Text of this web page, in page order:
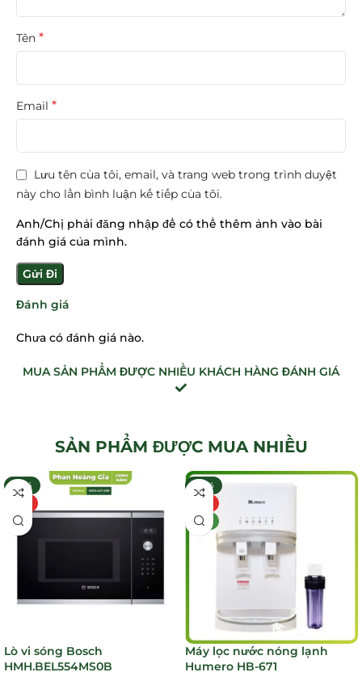
Đánh giá
Chưa có đánh giá nào.
Tên *
Email *
Lưu tên của tôi, email, và trang web trong trình duyệt
này cho lần bình luận kế tiếp của tôi.
Anh/Chị phải đăng nhập để có thể thêm ảnh vào bài
đánh giá của mình.
MUA SẢN PHẨM ĐƯỢC NHIỀU KHÁCH HÀNG ĐÁNH GIÁ
SẢN PHẨM ĐƯỢC MUA NHIỀU
-32%
Lò vi sóng Bosch
HMH.BEL554MS0B
-30%
MỚI
Máy lọc nước nóng lạnh
Humero HB-671